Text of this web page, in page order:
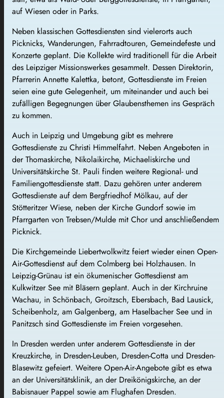
auf Wiesen oder in Parks.
Neben klassischen Gottesdiensten sind vielerorts auch
Picknicks, Wanderungen, Fahrradtouren, Gemeindefeste und
Konzerte geplant. Die Kollekte wird traditionell für die Arbeit
des Leipziger Missionswerkes gesammelt. Dessen Direktorin,
Pfarrerin Annette Kalettka, betont, Gottesdienste im Freien
seien eine gute Gelegenheit, um miteinander und auch bei
zufälligen Begegnungen über Glaubensthemen ins Gespräch
zu kommen.
Auch in Leipzig und Umgebung gibt es mehrere
Gottesdienste zu Christi Himmelfahrt. Neben Angeboten in
der Thomaskirche, Nikolaikirche, Michaeliskirche und
Universitätskirche St. Pauli finden weitere Regional- und
Familiengottesdienste statt. Dazu gehören unter anderem
Gottesdienste auf dem Bergfriedhof Mölkau, auf der
Stötteritzer Wiese, neben der Kirche Gundorf sowie im
Pfarrgarten von Trebsen/Mulde mit Chor und anschließendem
Picknick.
Die Kirchgemeinde Liebertwolkwitz feiert wieder einen Open-
Air-Gottesdienst auf dem Colmberg bei Holzhausen. In
Leipzig-Grünau ist ein ökumenischer Gottesdienst am
Kulkwitzer See mit Bläsern geplant. Auch in der Kirchruine
Wachau, in Schönbach, Groitzsch, Ebersbach, Bad Lausick,
Scheibenholz, am Galgenberg, am Haselbacher See und in
Panitzsch sind Gottesdienste im Freien vorgesehen.
In Dresden werden unter anderem Gottesdienste in der
Kreuzkirche, in Dresden-Leuben, Dresden-Cotta und Dresden-
Blasewitz gefeiert. Weitere Open-Air-Angebote gibt es etwa
an der Universitätsklinik, an der Dreikönigskirche, an der
Babisnauer Pappel sowie am Flughafen Dresden.